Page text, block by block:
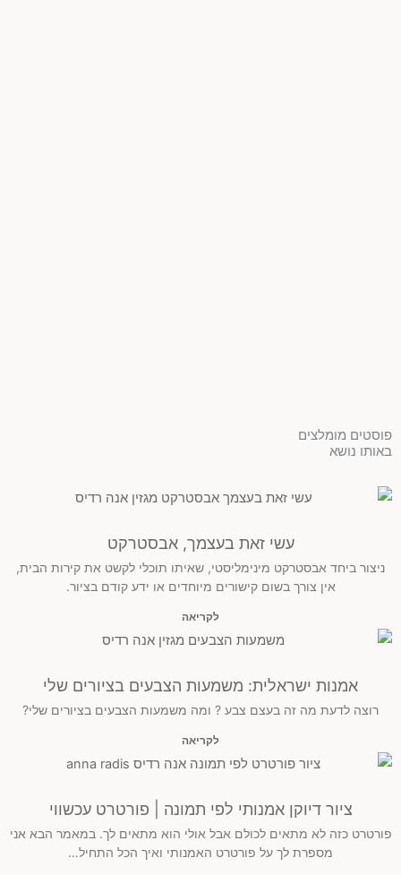
פוסטים מומלצים
באותו נושא
עשי זאת בעצמך, אבסטרקט
ניצור ביחד אבסטרקט מינימליסטי, שאיתו תוכלי לקשט את קירות הבית,
אין צורך בשום קישורים מיוחדים או ידע קודם בציור.
לקריאה
אמנות ישראלית: משמעות הצבעים בציורים שלי
רוצה לדעת מה זה בעצם צבע ? ומה משמעות הצבעים בציורים שלי?
לקריאה
ציור דיוקן אמנותי לפי תמונה | פורטרט עכשווי
פורטרט כזה לא מתאים לכולם אבל אולי הוא מתאים לך. במאמר הבא אני
מספרת לך על פורטרט האמנותי ואיך הכל התחיל…